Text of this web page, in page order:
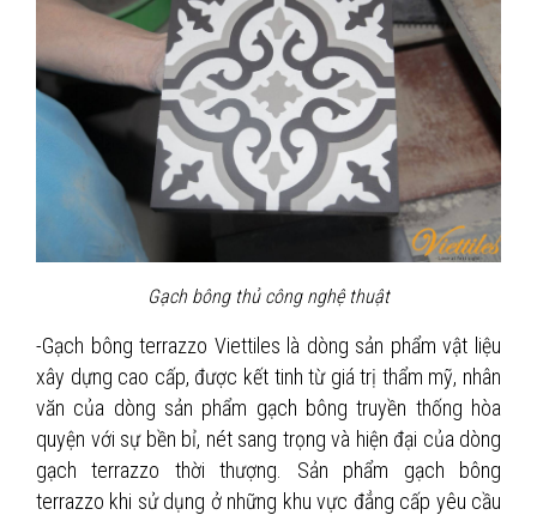
Gạch bông thủ công nghệ thuật
-Gạch bông terrazzo Viettiles là dòng sản phẩm vật liệu
xây dựng cao cấp, được kết tinh từ giá trị thẩm mỹ, nhân
văn của dòng sản phẩm gạch bông truyền thống hòa
quyện với sự bền bỉ, nét sang trọng và hiện đại của dòng
gạch terrazzo thời thượng. Sản phẩm gạch bông
terrazzo khi sử dụng ở những khu vực đẳng cấp yêu cầu